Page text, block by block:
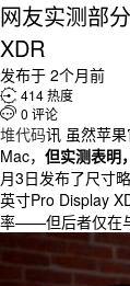
网友实测部
XDR
发布于 2个月前
 414 热度
 0 评论
堆代码讯 虽然苹
Mac， 但实测表明
月3日发布了尺寸
英寸Pro Display
率——但后者仅在